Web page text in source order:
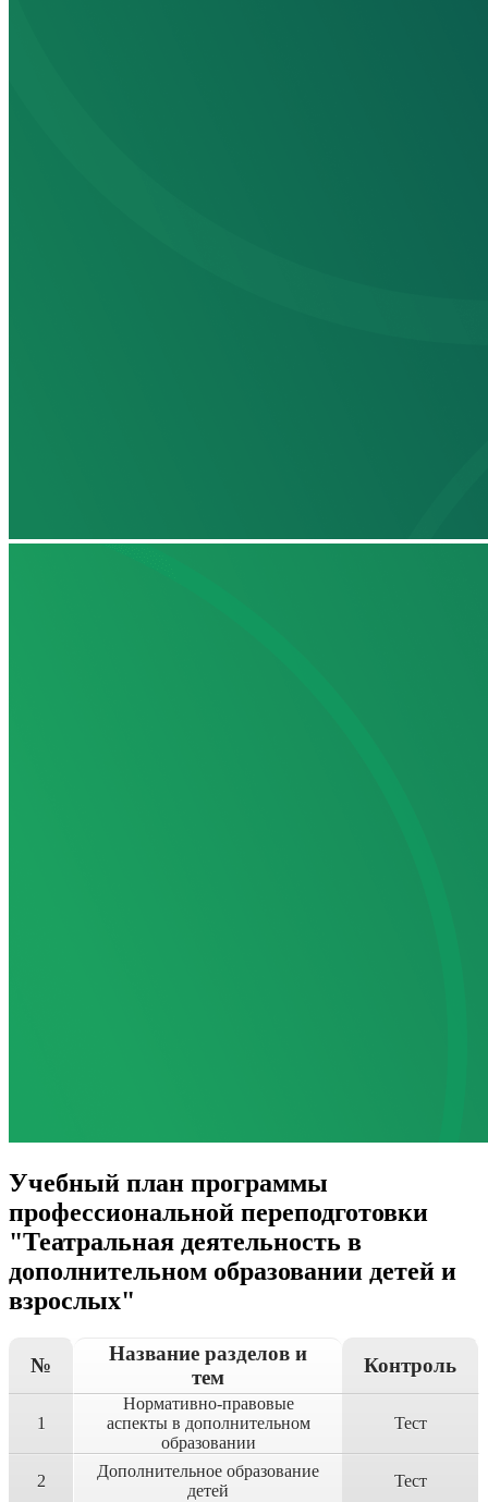
Учебный план программы
профессиональной переподготовки
"Театральная деятельность в
дополнительном образовании детей и
взрослых"
№
Название разделов и
тем
Контроль
1
Нормативно-правовые
аспекты в дополнительном
образовании
Тест
2
Дополнительное образование
детей
Тест